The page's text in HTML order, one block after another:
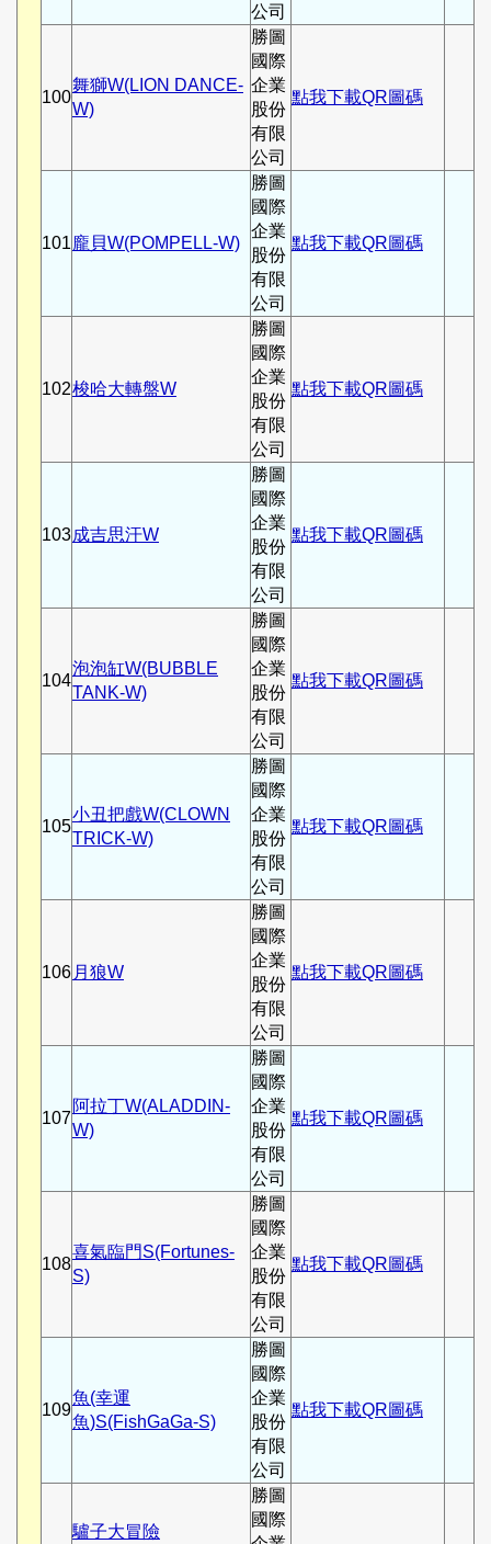
公司
100
舞獅W(LION DANCE-
W)
勝圖
國際
企業
股份
有限
公司
點我下載QR圖碼
101龐貝W(POMPELL-W)
勝圖
國際
企業
股份
有限
公司
點我下載QR圖碼
102梭哈大轉盤W
勝圖
國際
企業
股份
有限
公司
點我下載QR圖碼
103成吉思汗W
勝圖
國際
企業
股份
有限
公司
點我下載QR圖碼
104
泡泡缸W(BUBBLE
TANK-W)
勝圖
國際
企業
股份
有限
公司
點我下載QR圖碼
105
小丑把戲W(CLOWN
TRICK-W)
勝圖
國際
企業
股份
有限
公司
點我下載QR圖碼
106 月狼W
勝圖
國際
企業
股份
有限
公司
點我下載QR圖碼
107
阿拉丁W(ALADDIN-
W)
勝圖
國際
企業
股份
有限
公司
點我下載QR圖碼
108
喜氣臨門S(Fortunes-
S)
勝圖
國際
企業
股份
有限
公司
點我下載QR圖碼
109
魚(幸運
魚)S(FishGaGa-S)
勝圖
國際
企業
股份
有限
公司
點我下載QR圖碼
驢子大冒險
勝圖
國際